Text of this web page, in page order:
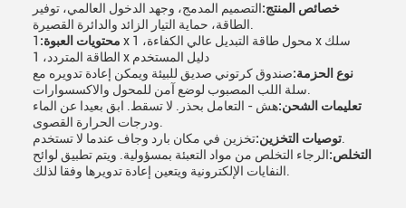
خصائص المنتج:التصميم المدمج، وجهد الدخول العالمي، توفير
محتويات العبوة: 1 x محول طاقة التبديل عالي الكفاءة، 1 x سلك
الطاقة المتردد، 1 x دليل المستخدم
نوع الحزمة:صندوق كرتوني صديق للبيئة ويمكن إعادة تدويره مع
تعليمات الشحن:هش - التعامل بحذر. لا تسقط. ابق بعيدا عن الماء
توصيات التخزين:
التخلص:الرجاء التخلص من مواد التعبئة بمسؤولية. ويتم تطبيق لوائح